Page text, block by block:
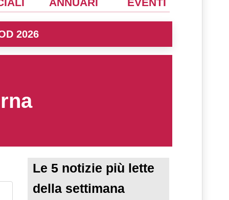
ANNUARI EVENTI
2026
Le 5 notizie più lette
della settimana